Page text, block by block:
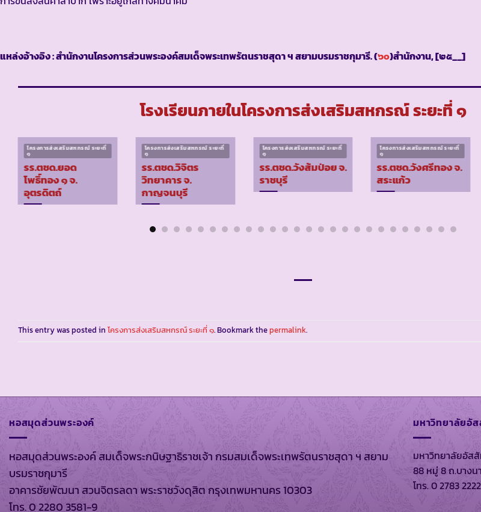
แหล่งอ้างอิง : สำนักงานโครงการส่วนพระองค์สมเด็จพระเทพรัตนราชสุดา ฯ สยามบรมราชกุมารี. (๖๐)สำนักงาน, [๒๕__]
โรงเรียนภายในโครงการส่งเสริมสหกรณ์ ระยะที่ ๑
โครงการส่งเสริมสหกรณ์ ระยะที่
๑
รร.ตชด.ยอด
โพธิ์ทอง ๑ จ.
อุตรดิตถ์
โครงการส่งเสริมสหกรณ์ ระยะที่
๑
รร.ตชด.วิจิตร
วิทยาคาร จ.
กาญจนบุรี
โครงการส่งเสริมสหกรณ์ ระยะที่
๑
รร.ตชด.วังส้มป่อย จ.
ราชบุรี
โครงการส่งเสริมสหกรณ์ ระยะที่
๑
รร.ตชด.วังศรีทอง จ.
สระแก้ว
This entry was posted in โครงการส่งเสริมสหกรณ์ ระยะที่ ๑. Bookmark thepermalink.
หอสมุดส่วนพระองค์
หอสมุดส่วนพระองค์ สมเด็จพระกนิษฐาธิราชเจ้า กรมสมเด็จพระเทพรัตนราชสุดา ฯ สยาม
บรมราชกุมารี
อาคารชัยพัฒนา สวนจิตรลดา พระราชวังดุสิต กรุงเทพมหานคร 10303
โทร. 0 2280 3581-9
มหาวิทยาลัยอั
มหาวิทยาลัยอัส
88 หมู่ 8 ถ.บางน
โทร. 0 2783